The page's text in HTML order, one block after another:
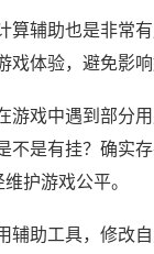
算辅助也是非常
体验，避免影响
游戏中遇到部分
不是有挂？确实
护游戏公平。
助工具，修改